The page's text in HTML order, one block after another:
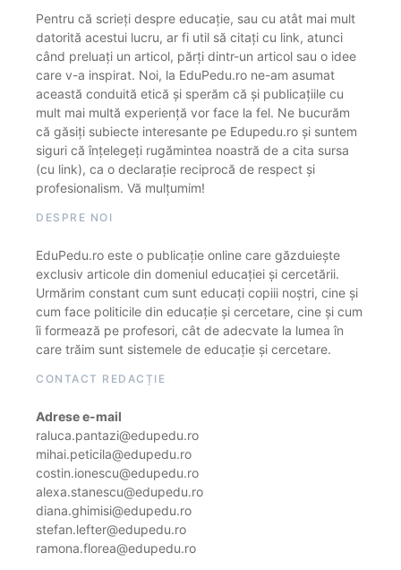
Pentru că scrieți despre educație, sau cu atât mai mult
datorită acestui lucru, ar fi util să citați cu link, atunci
când preluați un articol, părți dintr-un articol sau o idee
care v-a inspirat. Noi, la EduPedu.ro ne-am asumat
această conduită etică și sperăm că și publicațiile cu
mult mai multă experiență vor face la fel. Ne bucurăm
că găsiți subiecte interesante pe Edupedu.ro și suntem
siguri că înțelegeți rugămintea noastră de a cita sursa
(cu link), ca o declarație reciprocă de respect și
profesionalism. Vă mulțumim!
DESPRE NOI
EduPedu.ro este o publicație online care găzduiește
exclusiv articole din domeniul educației și cercetării.
Urmărim constant cum sunt educați copiii noștri, cine și
cum face politicile din educație și cercetare, cine și cum
îi formează pe profesori, cât de adecvate la lumea în
care trăim sunt sistemele de educație și cercetare.
CONTACT REDACȚIE
Adrese e-mail
raluca.pantazi@edupedu.ro
mihai.peticila@edupedu.ro
costin.ionescu@edupedu.ro
alexa.stanescu@edupedu.ro
diana.ghimisi@edupedu.ro
stefan.lefter@edupedu.ro
ramona.florea@edupedu.ro